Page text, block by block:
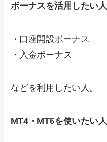
ボーナスを活用したい人
・口座開設ボーナス
・入金ボーナス
などを利用したい人。
MT4・MT5を使いたい人